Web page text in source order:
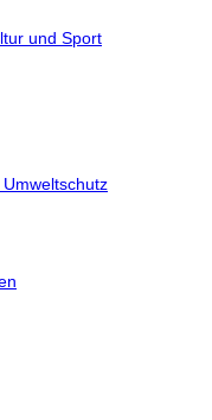
und Sport